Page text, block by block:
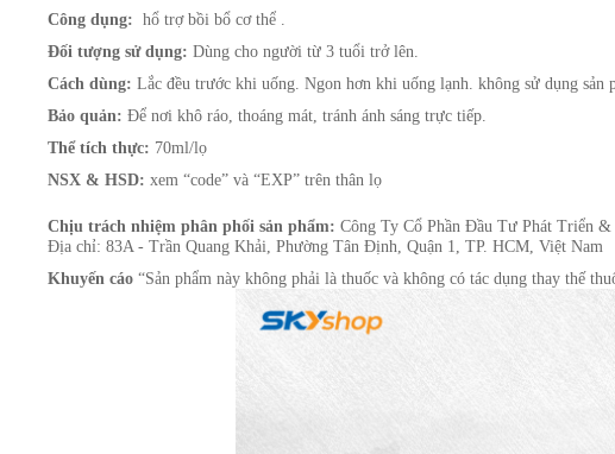
Công dụng:hổ trợ bồi bổ cơ thể .
Đối tượng sử dụng: Dùng cho người từ 3 tuổi trở lên.
Cách dùng: Lắc đều trước khi uống. Ngon hơn khi uống lạnh. không sử dụng sản
Bảo quản: Để nơi khô ráo, thoáng mát, tránh ánh sáng trực tiếp.
Thể tích thực: 70ml/lọ
NSX & HSD: xem “code” và “EXP” trên thân lọ
Chịu trách nhiệm phân phối sản phẩm: Công Ty Cổ Phần Đầu Tư Phát Triển
Địa chỉ: 83A - Trần Quang Khải, Phường Tân Định, Quận 1, TP. HCM, Việt Nam
Khuyến cáo “Sản phẩm này không phải là thuốc và không có tác dụng thay thế